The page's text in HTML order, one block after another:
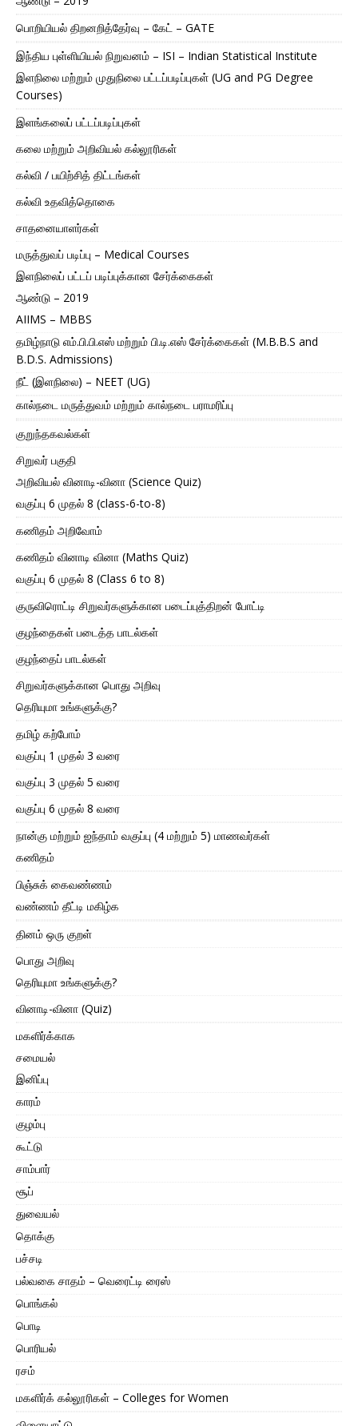
பொறியியல் திறனறித்தேர்வு – கேட் – GATE
இந்திய புள்ளியியல் நிறுவனம் – ISI – Indian Statistical Institute
இளநிலை மற்றும் முதுநிலை பட்டப்படிப்புகள் (UG and PG Degree
Courses)
இளங்கலைப் பட்டப்படிப்புகள்
கலை மற்றும் அறிவியல் கல்லூரிகள்
கல்வி / பயிற்சித் திட்டங்கள்
கல்வி உதவித்தொகை
சாதனையாளர்கள்
மருத்துவப் படிப்பு – Medical Courses
இளநிலைப் பட்டப் படிப்புக்கான சேர்க்கைகள்
ஆண்டு – 2019
AIIMS – MBBS
தமிழ்நாடு எம்.பி.பி.எஸ் மற்றும் பி.டி.எஸ் சேர்க்கைகள் (M.B.B.S and
B.D.S. Admissions)
நீட் (இளநிலை) – NEET (UG)
கால்நடை மருத்துவம் மற்றும் கால்நடை பராமரிப்பு
குறுந்தகவல்கள்
சிறுவர் பகுதி
அறிவியல் வினாடி-வினா (Science Quiz)
வகுப்பு 6 முதல் 8 (class-6-to-8)
கணிதம் அறிவோம்
கணிதம் வினாடி வினா (Maths Quiz)
வகுப்பு 6 முதல் 8 (Class 6 to 8)
குருவிரொட்டி சிறுவர்களுக்கான படைப்புத்திறன் போட்டி
குழந்தைகள் படைத்த பாடல்கள்
குழந்தைப் பாடல்கள்
சிறுவர்களுக்கான பொது அறிவு
தெரியுமா உங்களுக்கு?
தமிழ் கற்போம்
வகுப்பு 1 முதல் 3 வரை
வகுப்பு 3 முதல் 5 வரை
வகுப்பு 6 முதல் 8 வரை
நான்கு மற்றும் ஐந்தாம் வகுப்பு (4 மற்றும் 5) மாணவர்கள்
கணிதம்
பிஞ்சுக் கைவண்ணம்
வண்ணம் தீட்டி மகிழ்க
தினம் ஒரு குறள்
பொது அறிவு
தெரியுமா உங்களுக்கு?
வினாடி-வினா (Quiz)
மகளிர்க்காக
சமையல்
இனிப்பு
காரம்
குழம்பு
கூட்டு
சாம்பார்
சூப்
துவையல்
தொக்கு
பச்சடி
பல்வகை சாதம் – வெரைட்டி ரைஸ்
பொங்கல்
பொடி
பொரியல்
ரசம்
மகளிர்க் கல்லூரிகள் – Colleges for Women